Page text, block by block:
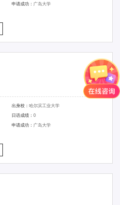
申请成功： 广岛大学
出身校： 哈尔滨工业大学
日语成绩： 0
申请成功： 广岛大学